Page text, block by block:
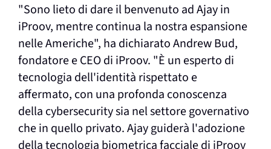
"Sono lieto di dare il benvenuto ad Ajay in
iProov, mentre continua la nostra espansione
nelle Americhe", ha dichiarato Andrew Bud,
fondatore e CEO di iProov. "È un esperto di
tecnologia dell'identità rispettato e
affermato, con una profonda conoscenza
della cybersecurity sia nel settore governativo
che in quello privato. Ajay guiderà l'adozione
della tecnologia biometrica facciale di iProov